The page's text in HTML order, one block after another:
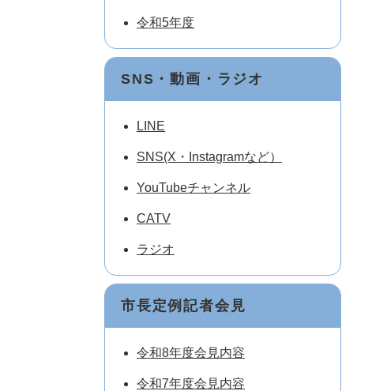
令和5年度
SNS・動画・ラジオ
LINE
SNS(X・Instagramなど）
YouTubeチャンネル
CATV
ラジオ
市長定例記者会見
令和8年度会見内容
令和7年度会見内容